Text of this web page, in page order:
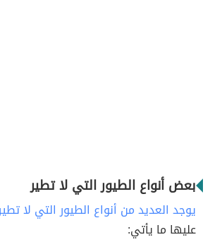
بعض أنواع الطيور التي لا تطير
يوجد العديد من أنواع الطيور التي لا
عليها ما يأتي: